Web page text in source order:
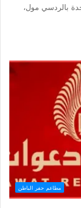
بالردسي مول،
مطاعم حفر الباطن